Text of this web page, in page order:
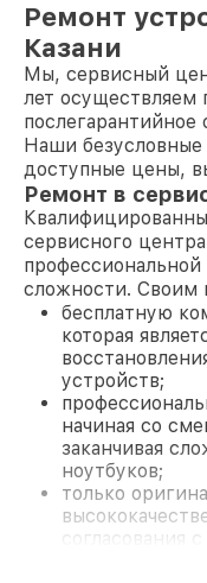
Ремонт
Казани
Мы, сервисный
лет осуществляем
Наши безусловные
доступные цены,
Ремонт в
сервисного
сложности. Своим
бесплатную
которая
устройств;
начиная со
заканчивая
ноутбуков;
только
согласования
На все работы и